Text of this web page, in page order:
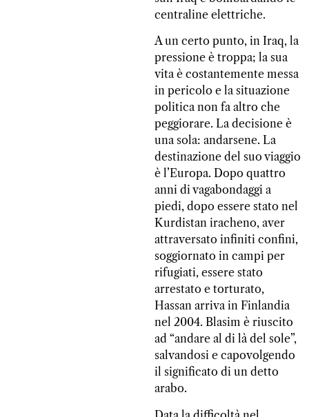
centraline elettriche.
A un certo punto, in Iraq, la
pressione è troppa; la sua
vita è costantemente messa
in pericolo e la situazione
politica non fa altro che
peggiorare. La decisione è
una sola: andarsene. La
destinazione del suo viaggio
è l’Europa. Dopo quattro
anni di vagabondaggi a
piedi, dopo essere stato nel
Kurdistan iracheno, aver
attraversato infiniti confini,
soggiornato in campi per
rifugiati, essere stato
arrestato e torturato,
Hassan arriva in Finlandia
nel 2004. Blasim è riuscito
ad “andare al di là del sole”,
salvandosi e capovolgendo
il significato di un detto
arabo.